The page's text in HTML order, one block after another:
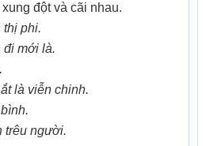
đột và cãi nhau.
thị phi.
đi mới là.
là viễn chinh.
trêu người.